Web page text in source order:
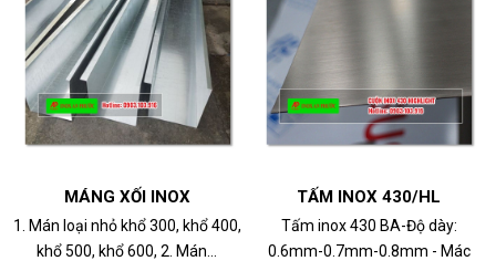
MÁNG XỐI INOX
1. Mán loại nhỏ khổ 300, khổ 400,
khổ 500, khổ 600, 2. Mán...
TẤM INOX 430/HL
Tấm inox 430 BA-Độ dày:
0.6mm-0.7mm-0.8mm - Mác